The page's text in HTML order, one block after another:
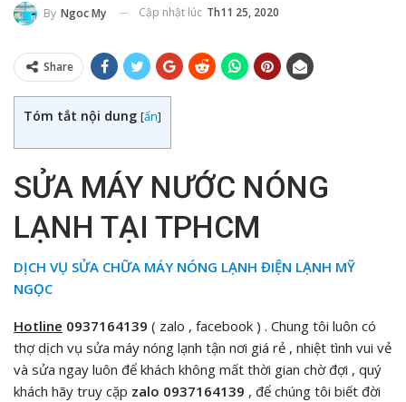
By Ngoc My Cập nhật lúc Th11 25, 2020
Share
Tóm tắt nội dung [ẩn]
SỬA MÁY NƯỚC NÓNG
LẠNH TẠI TPHCM
DỊCH VỤ SỬA CHỮA MÁY NÓNG LẠNH ĐIỆN LẠNH MỸ
NGỌC
Hotline 0937164139 ( zalo , facebook ) . Chung tôi luôn có
thợ dịch vụ sửa máy nóng lạnh tận nơi giá rẻ , nhiệt tình vui vẻ
và sửa ngay luôn để khách không mất thời gian chờ đợi , quý
khách hãy truy cặp zalo 0937164139 , để chúng tôi biết đời